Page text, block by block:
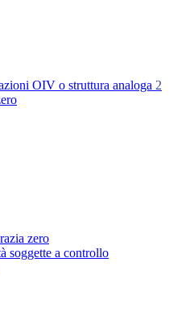
OIV o struttura analoga 2
zero
soggette a controllo